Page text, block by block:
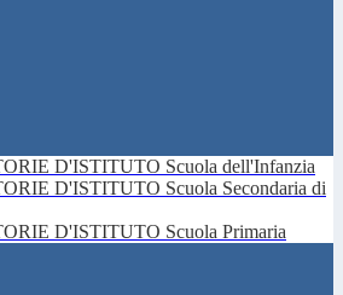
D'ISTITUTO Scuola dell'Infanzia
D'ISTITUTO Scuola Secondaria di
D'ISTITUTO Scuola Primaria